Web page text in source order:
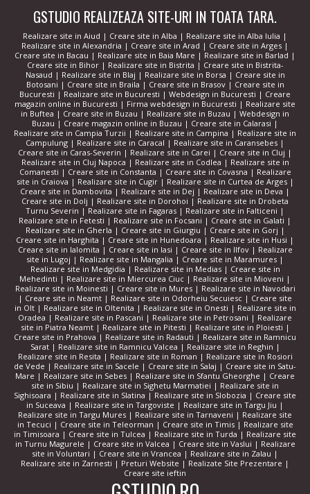
GSTUDIO REALIZEAZA SITE-URI IN TOATA TARA.
Realizare site in Aiud | Creare site in Alba | Realizare site in Alba Iulia |
Realizare site in Alexandria | Creare site in Arad | Creare site in Arges |
Creare site in Bacau | Realizare site in Baia Mare | Realizare site in Barlad |
Creare site in Bihor| Realizare site in Bistrita | Creare site in Bistrita-
Nasaud | Realizare site in Blaj | Realizare site in Borsa | Creare site in
Botosani | Creare site in Braila | Creare site in Brasov| Creare site in
Bucuresti | Realizare site in Bucuresti | Webdesign in Bucuresti | Creare
magazin online in Bucuresti | Firma webdesign in Bucuresti | Realizare site
in Buftea | Creare site in Buzau | Realizare site in Buzau | Webdesign in
Buzau | Creare magazin online in Buzau | Creare site in Calarasi |
Realizare site in Campia Turzii | Realizare site in Campina | Realizare site in
Campulung | Realizare site in Caracal | Realizare site in Caransebes |
Creare site in Caras-Severin | Realizare site in Carei | Creare site in Cluj |
Realizare site in Cluj Napoca | Realizare site in Codlea | Realizare site in
Comanesti | Creare site in Constanta | Creare site in Covasna | Realizare
site in Craiova | Realizare site in Cugir| Realizare site in Curtea de Arges|
Creare site in Dambovita | Realizare site in Dej | Realizare site in Deva |
Creare site in Dolj | Realizare site in Dorohoi | Realizare site in Drobeta
Turnu Severin | Realizare site in Fagaras | Realizare site in Falticeni |
Realizare site in Fetesti | Realizare site in Focsani | Creare site in Galati |
Realizare site in Gherla | Creare site in Giurgiu | Creare site in Gorj |
Creare site in Harghita | Creare site in Hunedoara | Realizare site in Husi |
Creare site in Ialomita | Creare site in Iasi | Creare site in Ilfov| Realizare
site in Lugoj | Realizare site in Mangalia | Creare site in Maramures |
Realizare site in Medgidia | Realizare site in Medias| Creare site in
Mehedinti | Realizare site in Miercurea Ciuc | Realizare site in Mioveni |
Realizare site in Moinesti | Creare site in Mures| Realizare site in Navodari
| Creare site in Neamt | Realizare site in Odorheiu Secuiesc | Creare site
in Olt| Realizare site in Oltenita | Realizare site in Onesti | Realizare site in
Oradea | Realizare site in Pascani | Realizare site in Petrosani | Realizare
site in Piatra Neamt| Realizare site in Pitesti | Realizare site in Ploiesti |
Creare site in Prahova | Realizare site in Radauti | Realizare site in Ramnicu
Sarat| Realizare site in Ramnicu Valcea | Realizare site in Reghin |
Realizare site in Resita | Realizare site in Roman | Realizare site in Rosiori
de Vede | Realizare site in Sacele | Creare site in Salaj | Creare site in Satu-
Mare | Realizare site in Sebes | Realizare site in Sfantu Gheorghe | Creare
site in Sibiu | Realizare site in Sighetu Marmatiei | Realizare site in
Sighisoara | Realizare site in Slatina | Realizare site in Slobozia | Creare site
in Suceava | Realizare site in Targoviste | Realizare site in Targu Jiu |
Realizare site in Targu Mures | Realizare site in Tarnaveni | Realizare site
in Tecuci | Creare site in Teleorman | Creare site in Timis| Realizare site
in Timisoara | Creare site in Tulcea | Realizare site in Turda | Realizare site
in Turnu Magurele | Creare site in Valcea | Creare site in Vaslui | Realizare
site in Voluntari | Creare site in Vrancea | Realizare site in Zalau |
Realizare site in Zarnesti | Preturi Website | Realizate Site Prezentare |
Creare site ieftin